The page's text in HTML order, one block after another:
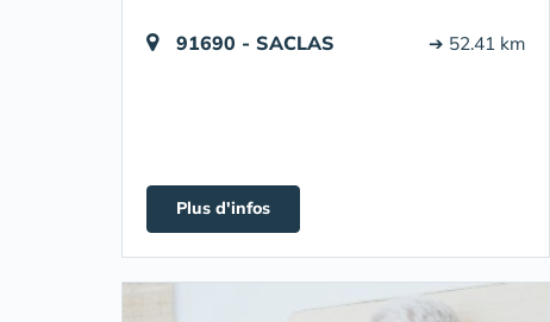
91690 - SACLAS ➔ 52.41 km
Plus d'infos